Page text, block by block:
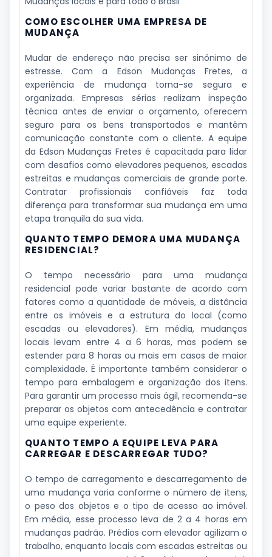
COMO ESCOLHER UMA EMPRESA DE
MUDANÇA
Mudar de endereço não precisa ser sinônimo de
estresse. Com a Edson Mudanças Fretes, a
experiência de mudança torna-se segura e
organizada. Empresas sérias realizam inspeção
técnica antes de enviar o orçamento, oferecem
seguro para os bens transportados e mantêm
comunicação constante com o cliente. A equipe
da Edson Mudanças Fretes é capacitada para lidar
com desafios como elevadores pequenos, escadas
estreitas e mudanças comerciais de grande porte.
Contratar profissionais confiáveis faz toda
diferença para transformar sua mudança em uma
etapa tranquila da sua vida.
QUANTO TEMPO DEMORA UMA MUDANÇA
RESIDENCIAL?
O tempo necessário para uma mudança
residencial pode variar bastante de acordo com
fatores como a quantidade de móveis, a distância
entre os imóveis e a estrutura do local (como
escadas ou elevadores). Em média, mudanças
locais levam entre 4 a 6 horas, mas podem se
estender para 8 horas ou mais em casos de maior
complexidade. É importante também considerar o
tempo para embalagem e organização dos itens.
Para garantir um processo mais ágil, recomenda-se
preparar os objetos com antecedência e contratar
uma equipe experiente.
QUANTO TEMPO A EQUIPE LEVA PARA
CARREGAR E DESCARREGAR TUDO?
O tempo de carregamento e descarregamento de
uma mudança varia conforme o número de itens,
o peso dos objetos e o tipo de acesso ao imóvel.
Em média, esse processo leva de 2 a 4 horas em
mudanças padrão. Prédios com elevador agilizam o
trabalho, enquanto locais com escadas estreitas ou